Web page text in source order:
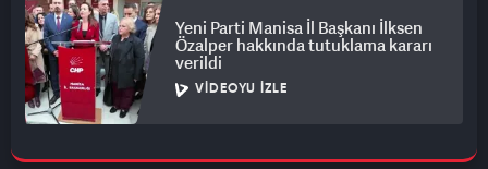
Yeni Parti Manisa İl Başkanı İlksen
Özalper hakkında tutuklama kararı
verildi
VIDEOYU İZLE